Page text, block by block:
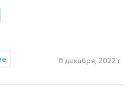
8 декабря, 2022 г.